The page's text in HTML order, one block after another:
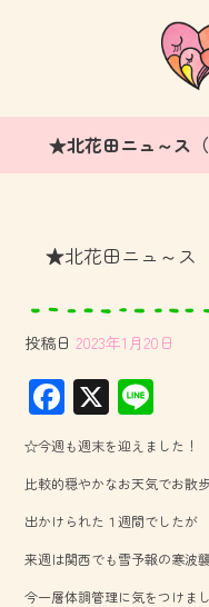
★北花田ニュ～ス
★北花田ニュ～ス
投稿日 2023年1月20日
F
ac
e
b
o
ok
X
ne
☆今週も週末を迎えました！
比較的穏やかなお天気でお散
出かけられた１週間でしたが
来週は関西でも雪予報の寒波
今一層体調管理に気をつけま